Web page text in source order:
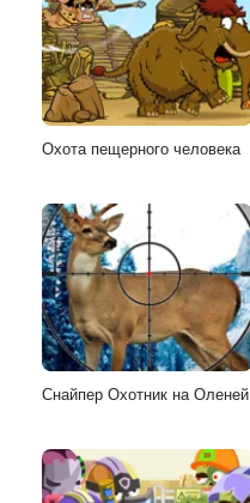
Охота пещерного человека
Снайпер Охотник на Оленей